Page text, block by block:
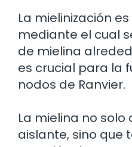
La mielinización
mediante el cual
de mielina
es crucial para la
nodos de Ranvier.
La mielina no
aislante, sino que